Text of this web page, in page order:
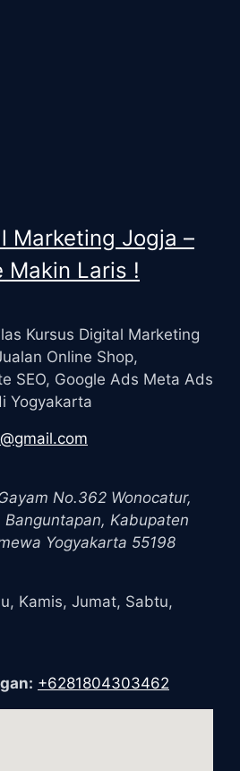
Marketing Jogja –
Makin Laris !
Kursus Digital Marketing
Online Shop,
SEO, Google Ads Meta Ads
Yogyakarta
No.362 Wonocatur,
Banguntapan, Kabupaten
Yogyakarta 55198
Kamis, Jumat, Sabtu,
+6281804303462